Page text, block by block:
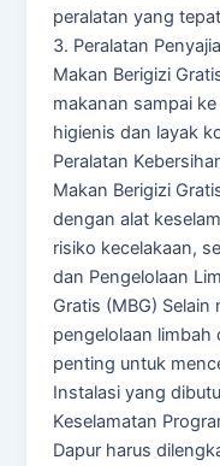
peralatan yang
3. Peralatan
Makan Berigizi
makanan sampai
higienis dan layak
Peralatan
Makan Berigizi
dengan alat
risiko kecelakaan,
dan Pengelolaan
Gratis (MBG)
pengelolaan
penting untuk
Instalasi yang
Keselamatan
Dapur harus